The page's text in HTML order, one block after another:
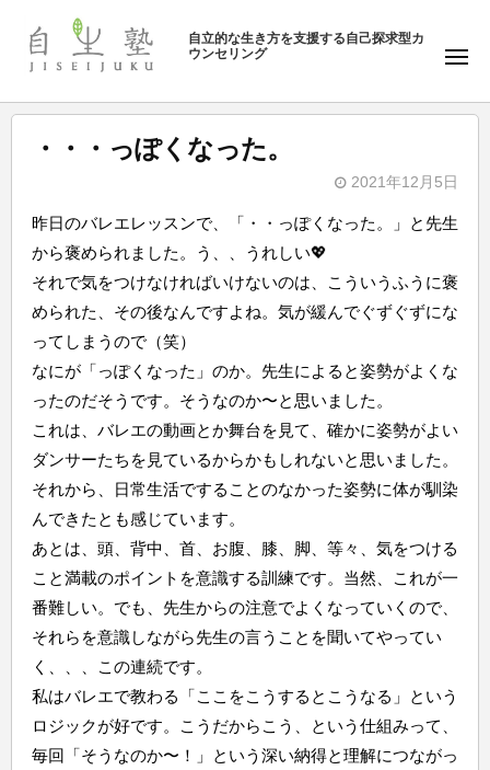
ン
自
塾
自立的な生き方を支援する自己探求型カ
ウンセリング
メ
ュ
ー
・・・っぽくなった。
2021年12月5日
自
生
塾
昨日のバレエレッスンで、「・・っぽくなった。」と先生
から褒められました。う、、うれしい💖
それで気をつけなければいけないのは、こういうふうに褒
められた、その後なんですよね。気が緩んでぐずぐずにな
ってしまうので（笑）
なにが「っぽくなった」のか。先生によると姿勢がよくな
ったのだそうです。そうなのか〜と思いました。
これは、バレエの動画とか舞台を見て、確かに姿勢がよい
ダンサーたちを見ているからかもしれないと思いました。
それから、日常生活ですることのなかった姿勢に体が馴染
んできたとも感じています。
あとは、頭、背中、首、お腹、膝、脚、等々、気をつける
こと満載のポイントを意識する訓練です。当然、これが一
番難しい。でも、先生からの注意でよくなっていくので、
それらを意識しながら先生の言うことを聞いてやってい
く、、、この連続です。
私はバレエで教わる「ここをこうするとこうなる」という
ロジックが好です。こうだからこう、という仕組みって、
毎回「そうなのか〜！」という深い納得と理解につながっ